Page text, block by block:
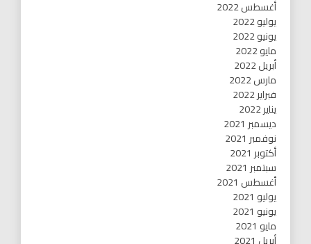
أغسطس 2022
يوليو 2022
يونيو 2022
مايو 2022
أبريل 2022
مارس 2022
فبراير 2022
يناير 2022
ديسمبر 2021
نوفمبر 2021
أكتوبر 2021
سبتمبر 2021
أغسطس 2021
يوليو 2021
يونيو 2021
مايو 2021
أبريل 2021